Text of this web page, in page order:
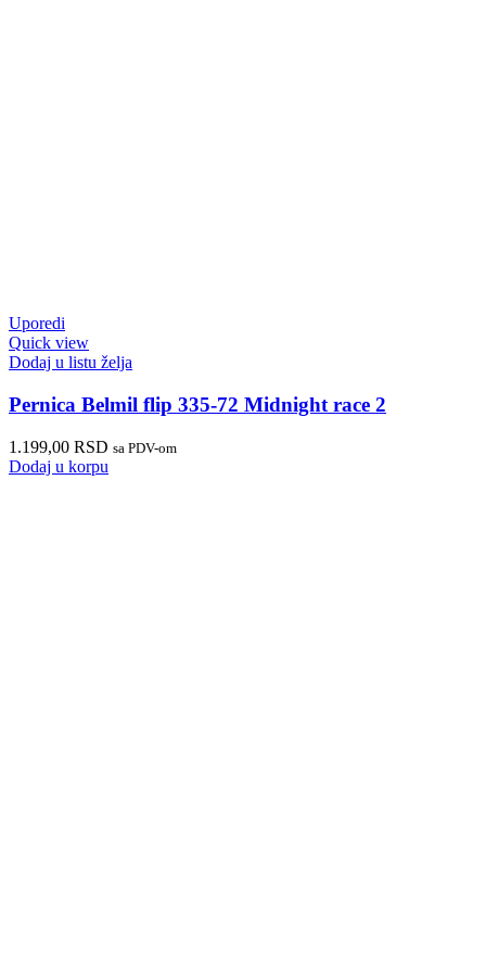
Uporedi
Quick view
Dodaj u listu želja
Pernica Belmil flip 335-72 Midnight race 2
1.199,00 RSD sa PDV-om
Dodaj u korpu